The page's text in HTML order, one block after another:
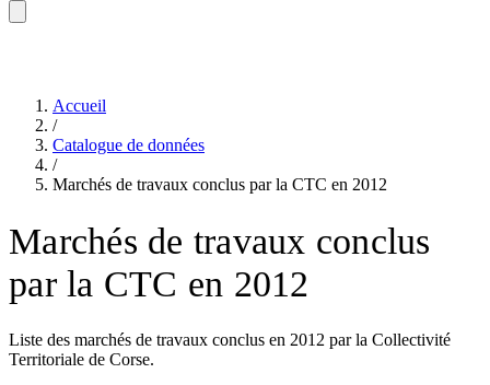
Accueil
/
Catalogue de données
/
Marchés de travaux conclus par la CTC en 2012
Marchés de travaux conclus
par la CTC en 2012
Liste des marchés de travaux conclus en 2012 par la Collectivité
Territoriale de Corse.